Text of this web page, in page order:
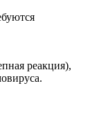
реакция),